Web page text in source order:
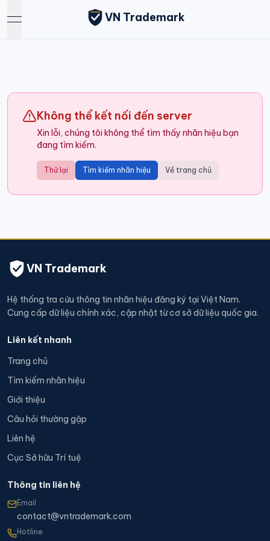
open navigation menu
VN Trademark
Không thể kết nối đến server
Xin lỗi, chúng tôi không thể tìm thấy nhãn hiệu bạn
đang tìm kiếm.
Thử lại Tìm kiếm nhãn hiệu Về trang chủ
VN Trademark
Hệ thống tra cứu thông tin nhãn hiệu đăng ký tại Việt Nam.
Cung cấp dữ liệu chính xác, cập nhật từ cơ sở dữ liệu quốc gia.
Liên kết nhanh
Trang chủ
Tìm kiếm nhãn hiệu
Giới thiệu
Câu hỏi thường gặp
Liên hệ
Cục Sở hữu Trí tuệ
Thông tin liên hệ
Email
contact@vntrademark.com
Hotline